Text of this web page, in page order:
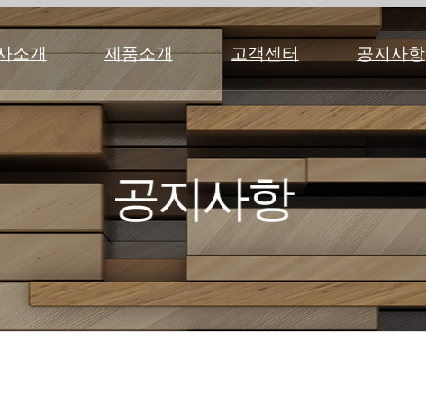
소개 제품소개 고객센터 공지사항
031-797-4267031-
769-4267031-797-
4267031-769-4267
공지사항